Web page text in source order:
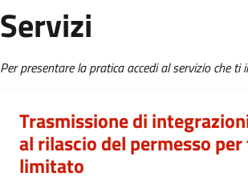
Servizi
Per presentare la pratica accedi al servizio che ti
Trasmissione di
al rilascio del permesso
limitato